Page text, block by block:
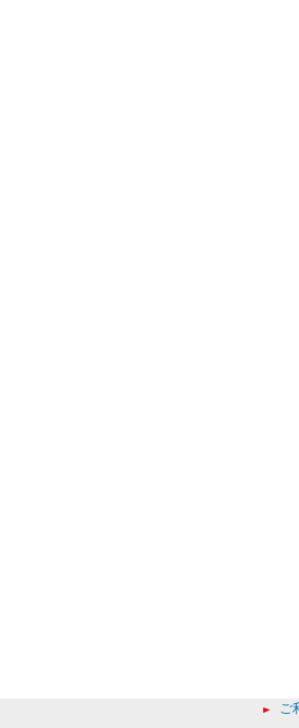
ご